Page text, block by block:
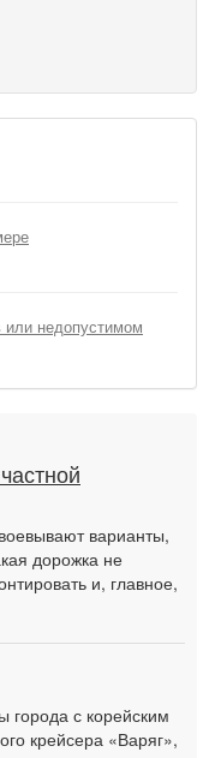
недопустимом
варианты,
дорожка не
и, главное,
с корейским
крейсера «Варяг»,